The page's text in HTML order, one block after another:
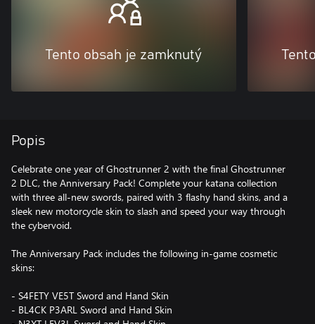
Tento obsah je zamknutý
Popis
Celebrate one year of Ghostrunner 2 with the final Ghostrunner
2 DLC, the Anniversary Pack! Complete your katana collection
with three all-new swords, paired with 3 flashy hand skins, and a
sleek new motorcycle skin to slash and speed your way through
the cybervoid.
The Anniversary Pack includes the following in-game cosmetic
skins:
- S4FETY VE5T Sword and Hand Skin
- BL4CK P3ARL Sword and Hand Skin